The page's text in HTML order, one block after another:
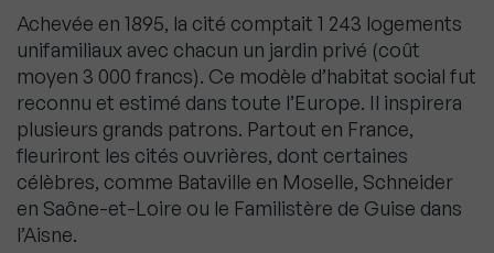
Achevée en 1895, la cité comptait 1 243 logements
unifamiliaux avec chacun un jardin privé (coût
moyen 3 000 francs). Ce modèle d’habitat social fut
reconnu et estimé dans toute l’Europe. Il inspirera
plusieurs grands patrons. Partout en France,
fleuriront les cités ouvrières, dont certaines
célèbres, comme Bataville en Moselle, Schneider
en Saône-et-Loire ou le Familistère de Guise dans
l’Aisne.